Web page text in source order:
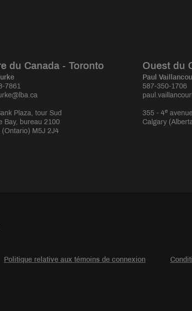
du Canada - Toronto
7861
Plaza, tour Sud
Bay, bureau 2100
(Ontario) M5J 2J4
Ouest du
Paul
587-350-1706
355 - 4e
Calgary
Politique relative aux témoins de connexion